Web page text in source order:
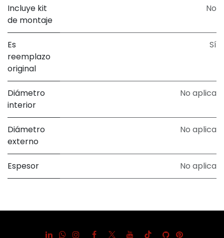
Incluye kit
de montaje
No
Es
reemplazo
original
Sí
Diámetro
interior
No aplica
Diámetro
externo
No aplica
Espesor No aplica